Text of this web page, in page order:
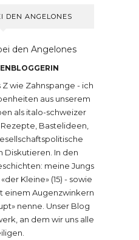
DEN ANGELONES
wie Zahnspange - ich
aus unserem
als italo-schweizer
Bastelideen,
Diskutieren. In den
meine Jungs
Kleine» (15) - sowie
einem Augenzwinkern
nenne. Unser Blog
an dem wir uns alle